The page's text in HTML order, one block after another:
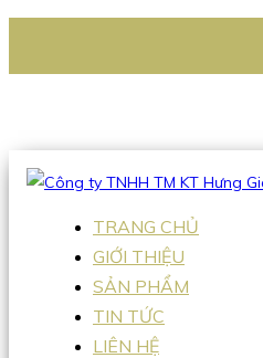
Hotline:0938 336 079
TRANG CHỦ
GIỚI THIỆU
SẢN PHẨM
TIN TỨC
LIÊN HỆ